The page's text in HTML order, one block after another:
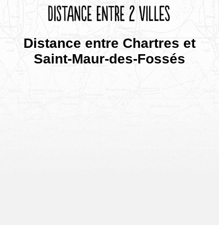
Distance entre Chartres et
Saint-Maur-des-Fossés